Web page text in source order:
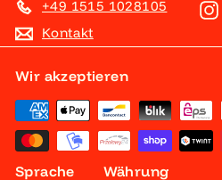
+49 1515 1028105
Kontakt
Wir akzeptieren
Sprache Währung